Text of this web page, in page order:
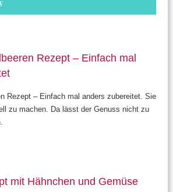
Rezept – Einfach mal
Rezept – Einfach mal anders zubereitet. Sie
zu machen. Da lässt der Genuss nicht zu
mit Hähnchen und Gemüse